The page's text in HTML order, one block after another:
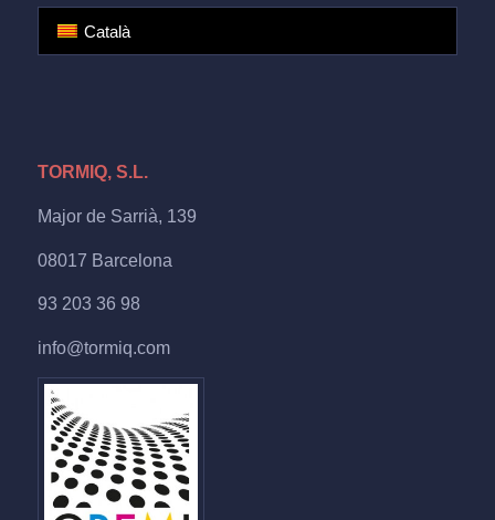
Català
TORMIQ, S.L.
Major de Sarrià, 139
08017 Barcelona
93 203 36 98
info@tormiq.com